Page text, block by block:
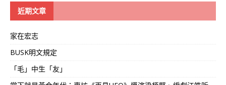
近期文章
家在宏志
BUSK明文規定
「毛」中生「友」